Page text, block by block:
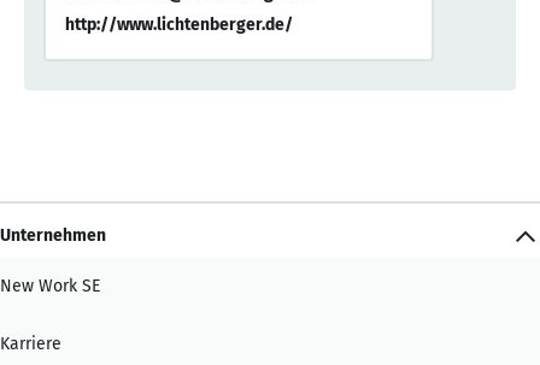
http://www.lichtenberger.de/
Unternehmen
New Work SE
Karriere